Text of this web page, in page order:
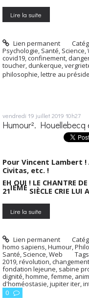
Lire la suite
Lien permanent
Psychologie Santé Science
covid19 confinement
toucher dunkerque
philosophie lettre au
vendredi 19 juillet 2019 10h27
Humour².
Pour Vincent Lambert !
Civitas, etc. !
EH OUI ! LE CHANTRE
21IEME SIÈCLE CRIE LUI
Lire la suite
Lien permanent
homo sapiens,Humour,
Santé, Science,Web
2019,révolution,changement
fondation lejeune, sabine
dignité,homme,femme,
d'homéostasie,jupiter iter,
0